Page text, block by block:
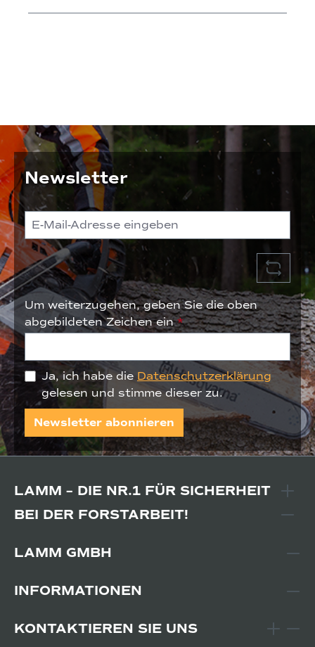
Newsletter
Um weiterzugehen, geben Sie die oben
abgebildeten Zeichen ein*
Ja, ich habe die Datenschutzerklärung
gelesen und stimme dieser zu.
Newsletter abonnieren
LAMM – DIE NR.1 FÜR SICHERHEIT
BEI DER FORSTARBEIT!
LAMM GMBH
INFORMATIONEN
KONTAKTIEREN SIE UNS